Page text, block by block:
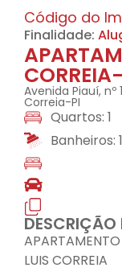
Código do
Finalidade:
Avenida Piauí, nº
Correia-PI
Quartos: 1
Banheiros: 1
DESCRIÇÃO
LUIS CORREIA